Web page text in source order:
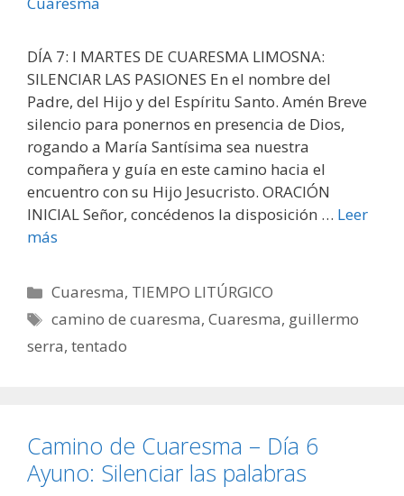
DÍA 7: I MARTES DE CUARESMA LIMOSNA:
SILENCIAR LAS PASIONES En el nombre del
Padre, del Hijo y del Espíritu Santo. Amén Breve
silencio para ponernos en presencia de Dios,
rogando a María Santísima sea nuestra
compañera y guía en este camino hacia el
encuentro con su Hijo Jesucristo. ORACIÓN
INICIAL Señor, concédenos la disposición … Leer
más
Categorías
Cuaresma, TIEMPO LITÚRGICO
Etiquetas
camino de cuaresma,Cuaresma, guillermo
serra, tentado
Camino de Cuaresma – Día 6
Ayuno: Silenciar las palabras